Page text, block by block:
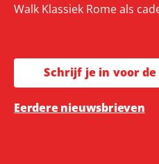
Walk Klassiek Rome als
Schrijf je in voor
Eerdere nieuwsbrieven